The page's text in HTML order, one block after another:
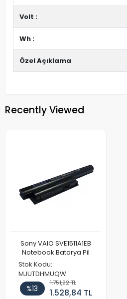
Volt :
Wh :
Özel Açıklama
Recently Viewed
Sony VAIO SVE1511A1EB
Notebook Batarya Pil
Stok Kodu:
MJUTDHMUQW
%13
1.751,22 TL
1.528,84 TL